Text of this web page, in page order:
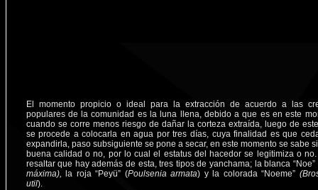
El momento propicio o ideal para la extracción de acuerdo a las
populares de la comunidad es la luna llena, debido a que es en este
cuando se corre menos riesgo de dañar la corteza extraída, luego de
se procede a colocarla en agua por tres días, cuya finalidad es que
expandirla, paso subsiguiente se pone a secar, en este momento se sabe
buena calidad o no, por lo cual el estatus del hacedor se legitimiza o
resaltar que hay además de esta, tres tipos de yanchama; la blanca “Noe”
máxima), la roja “Peyü” (Poulsenia armata) y la colorada “Noeme”
util).